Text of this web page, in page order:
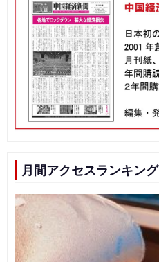
月間アクセスランキング